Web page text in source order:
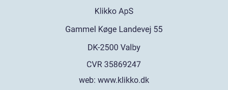
web: www.klikko.dk